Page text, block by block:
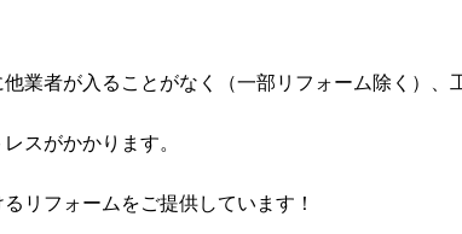
業者が入ることがなく（一部リフォーム除く）、
スがかかります。
リフォームをご提供しています！